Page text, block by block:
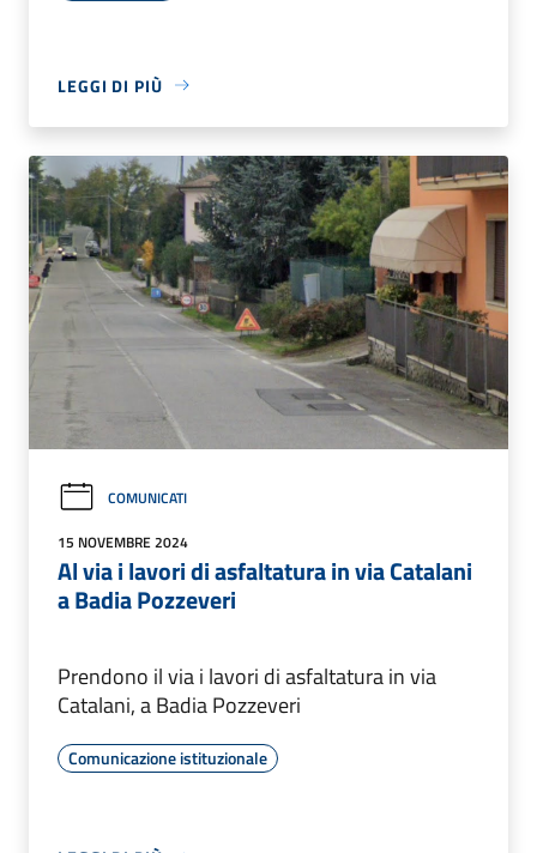
LEGGI DI PIÙ
COMUNICATI
15 NOVEMBRE 2024
Al via i lavori di asfaltatura in via Catalani
a Badia Pozzeveri
Prendono il via i lavori di asfaltatura in via
Catalani, a Badia Pozzeveri
Comunicazione istituzionale